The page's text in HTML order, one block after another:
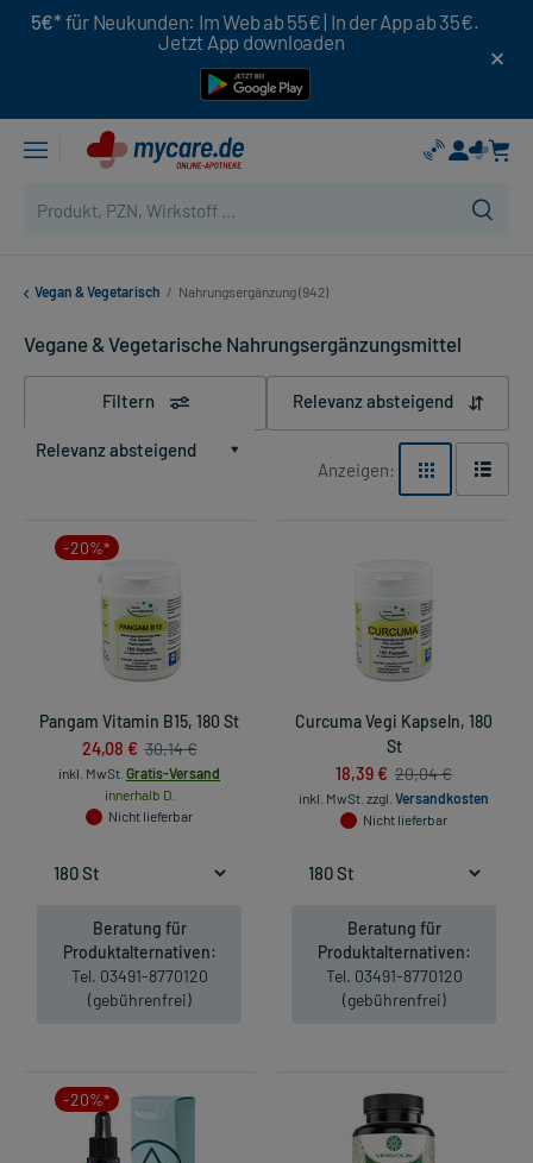
5€* für Neukunden: Im Web ab 55€ | In der App ab 35€.
Jetzt App downloaden
Vegan & Vegetarisch / Nahrungsergänzung (942)
Vegane & Vegetarische Nahrungsergänzungsmittel
Filtern Relevanz absteigend
Relevanz absteigend
Anzeigen:
-20%*
Pangam Vitamin B15, 180 St
24,08 € 30,14 €
inkl. MwSt. Gratis-Versand
innerhalb D.
Nicht lieferbar
Beratung für
Produktalternativen:
Tel. 03491-8770120
(gebührenfrei)
Curcuma Vegi Kapseln, 180
St
18,39 € 20,04 €
inkl. MwSt. zzgl. Versandkosten
Nicht lieferbar
Beratung für
Produktalternativen:
Tel. 03491-8770120
(gebührenfrei)
-20%*